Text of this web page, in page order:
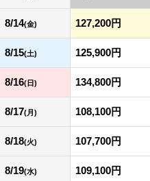
8/14(金) 127,200円
8/15(土) 125,900円
8/16(日) 134,800円
8/17(月) 108,100円
8/18(火) 107,700円
8/19(水) 109,100円